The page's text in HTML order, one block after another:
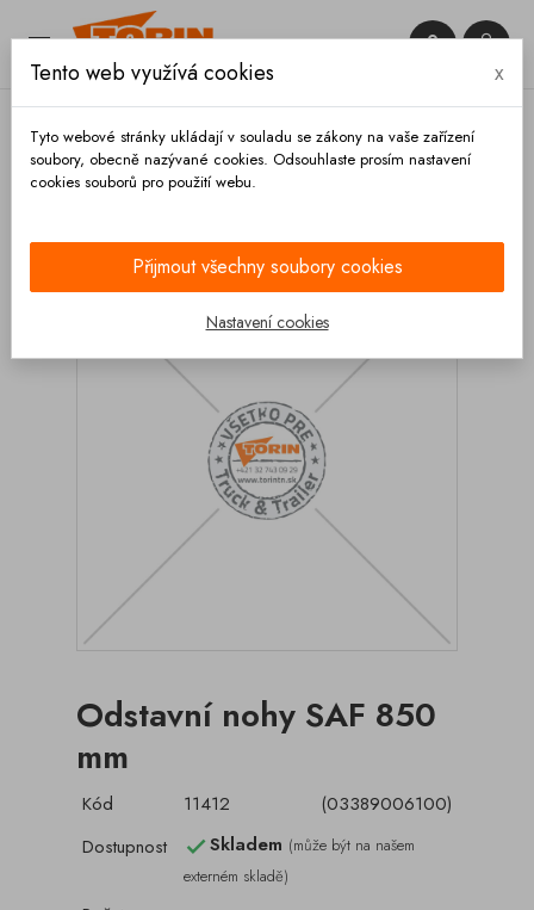
 

Odstavní nohy SAF 850
mm
Kód 11412
(03389006100)
Dostupnost
Skladem (může být na našem
externém skladě)
Tento web využívá cookies x
Tyto webové stránky ukládají v souladu se zákony na vaše zařízení
soubory, obecně nazývané cookies. Odsouhlaste prosím nastavení
cookies souborů pro použití webu.
Přijmout všechny soubory cookies
Nastavení cookies